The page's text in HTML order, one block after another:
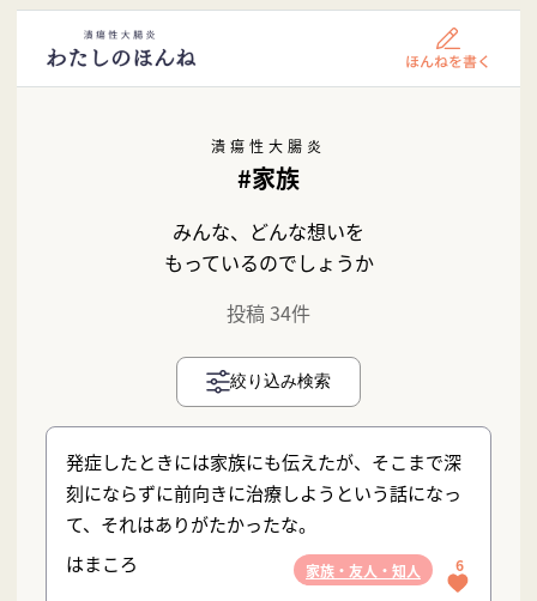
潰瘍性大腸炎
#家族
みんな、どんな想いを
もっているのでしょうか
投稿 34件
絞り込み検索
発症したときには家族にも伝えたが、そこまで深
刻にならずに前向きに治療しようという話になっ
て、それはありがたかったな。
はまころ
家族・友人・知人 6